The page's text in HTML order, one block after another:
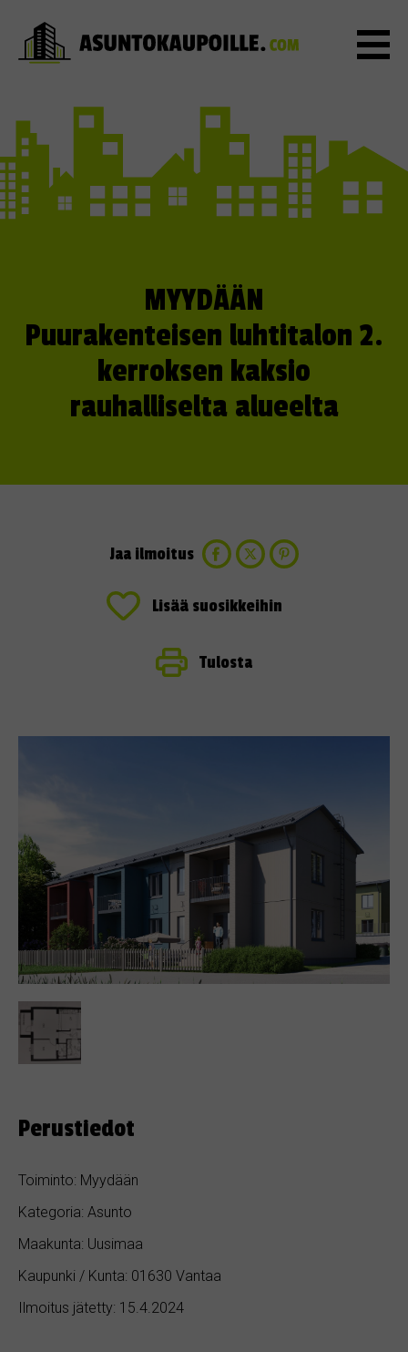
MYYDÄÄN
Puurakenteisen luhtitalon 2.
kerroksen kaksio
rauhalliselta alueelta
Jaa ilmoitus
Lisää suosikkeihin
Tulosta
Perustiedot
Toiminto: Myydään
Kategoria: Asunto
Maakunta: Uusimaa
Kaupunki / Kunta: 01630 Vantaa
Ilmoitus jätetty: 15.4.2024